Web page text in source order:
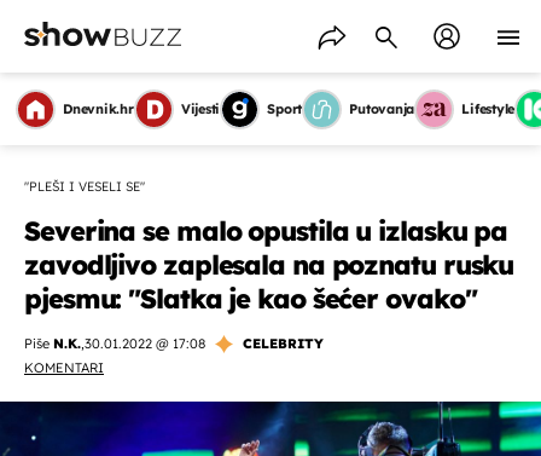
Dnevnik.hr Vijesti Sport Putovanja Lifestyle
"PLEŠI I VESELI SE"
Severina se malo opustila u izlasku pa
zavodljivo zaplesala na poznatu rusku
pjesmu: "Slatka je kao šećer ovako"
Piše N.K.,30.01.2022 @ 17:08
CELEBRITY
KOMENTARI